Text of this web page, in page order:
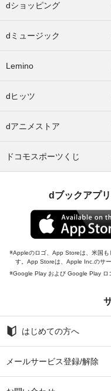
dショッピング
dミュージック
Lemino
dヒッツ
dアニメストア
ドコモスポーツくじ
dブックアプ
Appleのロゴ、App Storeは、米国
す。App Storeは、Apple Inc.のサー
Google Play および Google Play ロ
はじめての方へ
メールサービス登録/解除